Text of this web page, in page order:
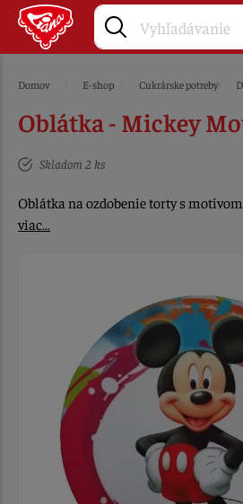
Domov E-shop Cukrárske potreby
Oblátka - Mickey
Skladom 2 ks
Oblátka na ozdobenie torty s
viac…